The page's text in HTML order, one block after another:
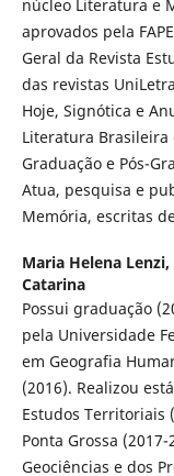
núcleo Literatura e
aprovados pela
Geral da Revista
das revistas
Hoje, Signótica e
Literatura Brasileira
Graduação e Pós-
Atua, pesquisa e
Memória, escritas
Maria Helena Lenzi,
Catarina
Possui graduação
pela Universidade
em Geografia
(2016). Realizou
Estudos Territoriais
Ponta Grossa
Geociências e dos